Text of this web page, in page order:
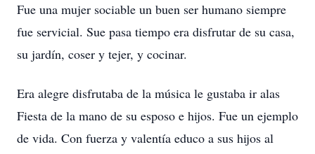
Fue una mujer sociable un buen ser humano siempre
fue servicial. Sue pasa tiempo era disfrutar de su casa,
su jardín, coser y tejer, y cocinar.
Era alegre disfrutaba de la música le gustaba ir alas
Fiesta de la mano de su esposo e hijos. Fue un ejemplo
de vida. Con fuerza y valentía educo a sus hijos al